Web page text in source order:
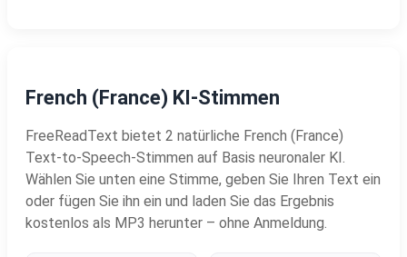
French (France) KI-Stimmen
FreeReadText bietet 2 natürliche French (France)
Text-to-Speech-Stimmen auf Basis neuronaler KI.
Wählen Sie unten eine Stimme, geben Sie Ihren Text ein
oder fügen Sie ihn ein und laden Sie das Ergebnis
kostenlos als MP3 herunter – ohne Anmeldung.